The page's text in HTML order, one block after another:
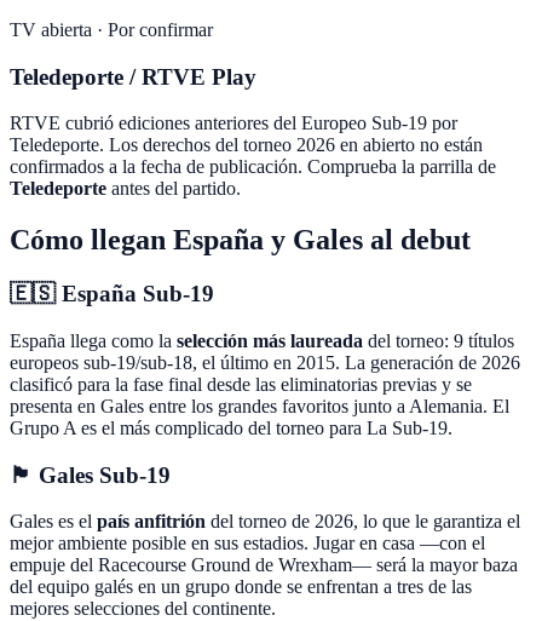
TV abierta · Por confirmar
Teledeporte / RTVE Play
RTVE cubrió ediciones anteriores del Europeo Sub-19 por
Teledeporte. Los derechos del torneo 2026 en abierto no están
confirmados a la fecha de publicación. Comprueba la parrilla de
Teledeporte antes del partido.
Cómo llegan España y Gales al debut
🇪🇸 España Sub-19
España llega como la selección más laureada del torneo: 9 títulos
europeos sub-19/sub-18, el último en 2015. La generación de 2026
clasificó para la fase final desde las eliminatorias previas y se
presenta en Gales entre los grandes favoritos junto a Alemania. El
Grupo A es el más complicado del torneo para La Sub-19.
🏴󠁧󠁢󠁷󠁬󠁳󠁿 Gales Sub-19
Gales es el país anfitrión del torneo de 2026, lo que le garantiza el
mejor ambiente posible en sus estadios. Jugar en casa —con el
empuje del Racecourse Ground de Wrexham— será la mayor baza
del equipo galés en un grupo donde se enfrentan a tres de las
mejores selecciones del continente.